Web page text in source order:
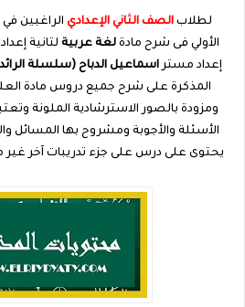
لطلابالصف الثاني الإعداديالراغبين في
الأولي فى شرح مادةلغة عربيةلتانية
إعداد مستراسماعيل الدباح (سلسلة الرائد
المذكرة على شرح جميع دروس مادة
ومزودة بالصور الاسترشادية الملونة
الأسئلة والأجوبة ومشروح بها المسائل
يحتوى على درس على جزء تدريبات آخر غير